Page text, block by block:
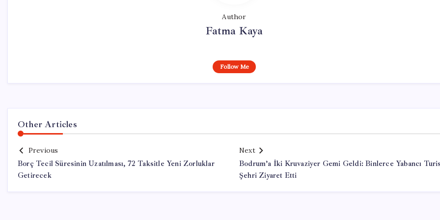
Author
Fatma Kaya
Follow Me
Other Articles
Previous
Borç Tecil Süresinin Uzatılması, 72 Taksitle Yeni Zorluklar
Getirecek
Next
Bodrum’a İki Kruvaziyer Gemi Geldi: Binlerce Yabancı
Şehri Ziyaret Etti